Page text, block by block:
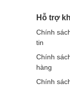
Hỗ trợ
Chính
tin
Chính
hàng
Chính